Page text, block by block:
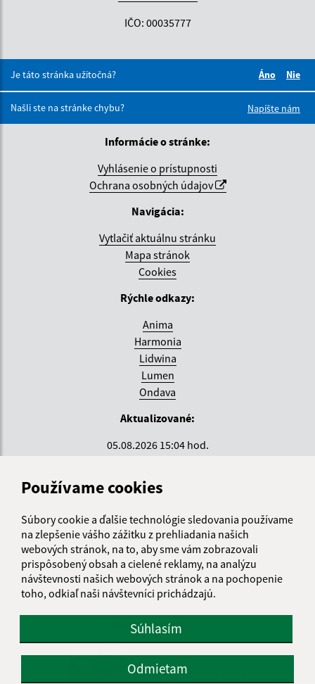
Používame cookies
Súbory cookie a ďalšie technológie sledovania používame
na zlepšenie vášho zážitku z prehliadania našich
webových stránok, na to, aby sme vám zobrazovali
prispôsobený obsah a cielené reklamy, na analýzu
návštevnosti našich webových stránok a na pochopenie
toho, odkiaľ naši návštevníci prichádzajú.
Súhlasím
Odmietam
IČO: 00035777
Je táto stránka užitočná?
Áno
Nie
Našli ste na stránke chybu?
Napíšte nám
Informácie o stránke:
Vyhlásenie o prístupnosti
Ochrana osobných údajov
Navigácia:
Vytlačiť aktuálnu stránku
Mapa stránok
Cookies
Rýchle odkazy:
Anima
Harmonia
Lidwina
Lumen
Ondava
Aktualizované:
05.08.2026 15:04 hod.
Správca obsahu je Krajské centrum sociálnych služieb
ZEMPLÍN.
Vytvorené v súlade sJednotným dizajn manuálom
elektronických služieb.
Zriaďovateľ organizácie:
KOŠICKÝ
SAMOSPRÁVNY